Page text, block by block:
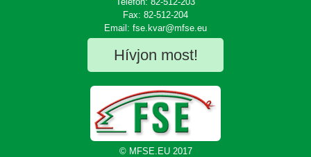
Fax: 82-512-204
Email: fse.kvar@mfse.eu
Hívjon most!
© MFSE.EU 2017